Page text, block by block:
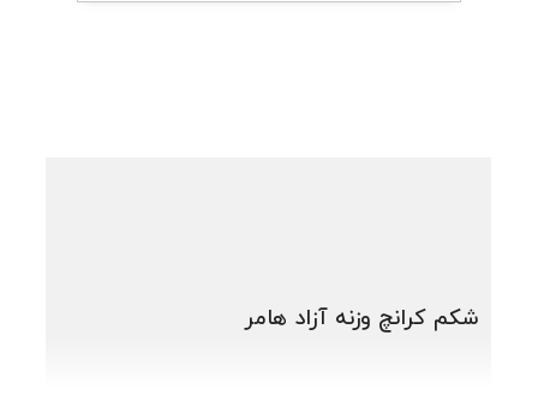
شکم کرانچ وزنه آزاد هامر